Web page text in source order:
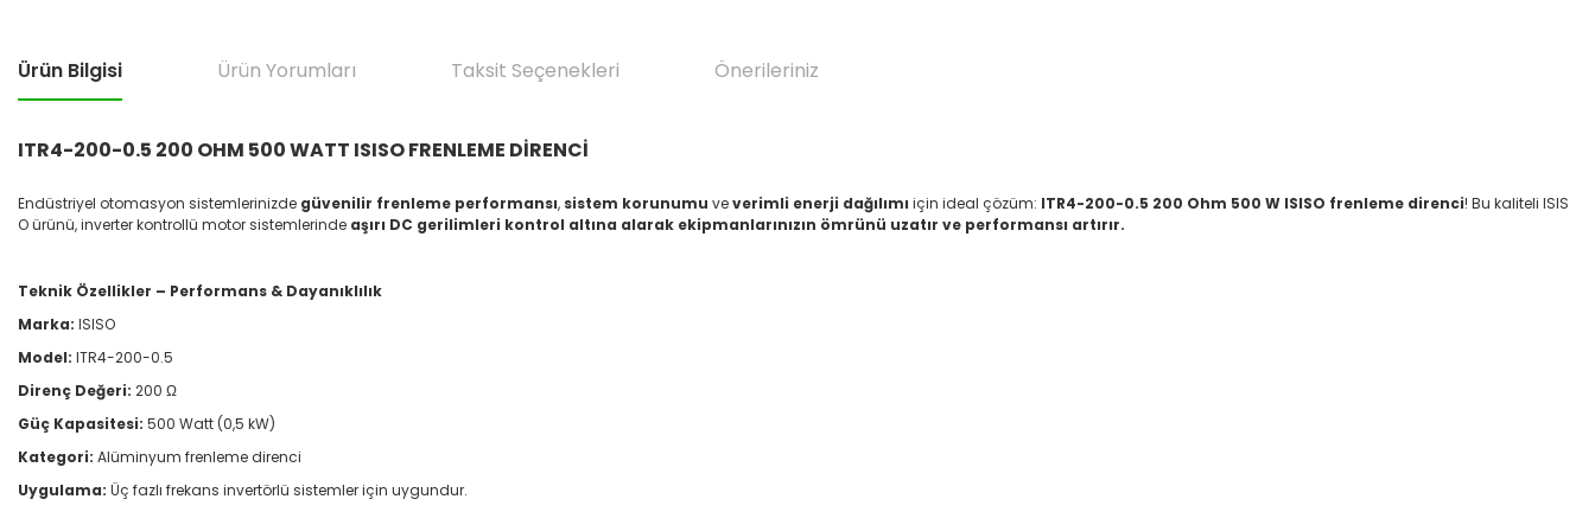
Ürün Bilgisi Ürün Yorumları Taksit Seçenekleri Önerileriniz
ITR4-200-0.5 200 OHM 500 WATT ISISO FRENLEME DİRENCİ
Endüstriyel otomasyon sistemlerinizde güvenilir frenleme performansı, sistem korunumu veverimli enerji dağılımı için ideal çözüm: ITR4-200-0.5 200 Ohm 500 W ISISO frenleme direnci! Bu kaliteli ISIS
O ürünü, inverter kontrollü motor sistemlerinde aşırı DC gerilimleri kontrol altına alarak ekipmanlarınızın ömrünü uzatır ve performansı artırır.
Teknik Özellikler – Performans & Dayanıklılık
Marka: ISISO
Model: ITR4-200-0.5
Direnç Değeri: 200 Ω
Güç Kapasitesi: 500 Watt (0,5 kW)
Kategori: Alüminyum frenleme direnci
Uygulama: Üç fazlı frekans invertörlü sistemler için uygundur.